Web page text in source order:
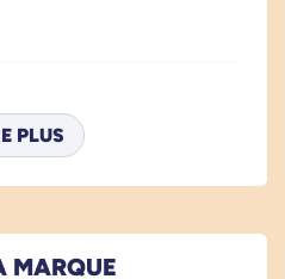
poignet de la canne
retour concernant la lanière
Nous sommes désolés
PLUS
MARQUE